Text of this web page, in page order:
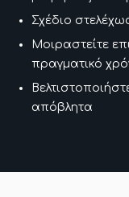
Σχέδιο
Μοιραστείτε
πραγματικό
απόβλητα